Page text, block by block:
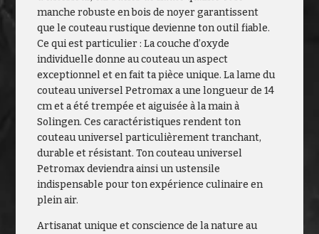
manche robuste en bois de noyer garantissent
que le couteau rustique devienne ton outil fiable.
Ce qui est particulier : La couche d’oxyde
individuelle donne au couteau un aspect
exceptionnel et en fait ta pièce unique. La lame du
couteau universel Petromax a une longueur de 14
cm et a été trempée et aiguisée à la main à
Solingen. Ces caractéristiques rendent ton
couteau universel particulièrement tranchant,
durable et résistant. Ton couteau universel
Petromax deviendra ainsi un ustensile
indispensable pour ton expérience culinaire en
plein air.
Artisanat unique et conscience de la nature au